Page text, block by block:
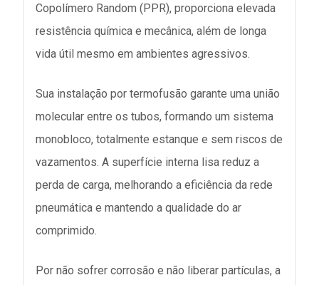
Copolímero Random (PPR), proporciona elevada
resistência química e mecânica, além de longa
vida útil mesmo em ambientes agressivos.
Sua instalação por termofusão garante uma união
molecular entre os tubos, formando um sistema
monobloco, totalmente estanque e sem riscos de
vazamentos. A superfície interna lisa reduz a
perda de carga, melhorando a eficiência da rede
pneumática e mantendo a qualidade do ar
comprimido.
Por não sofrer corrosão e não liberar partículas, a